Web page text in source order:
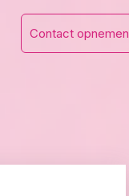
Contact opnemen